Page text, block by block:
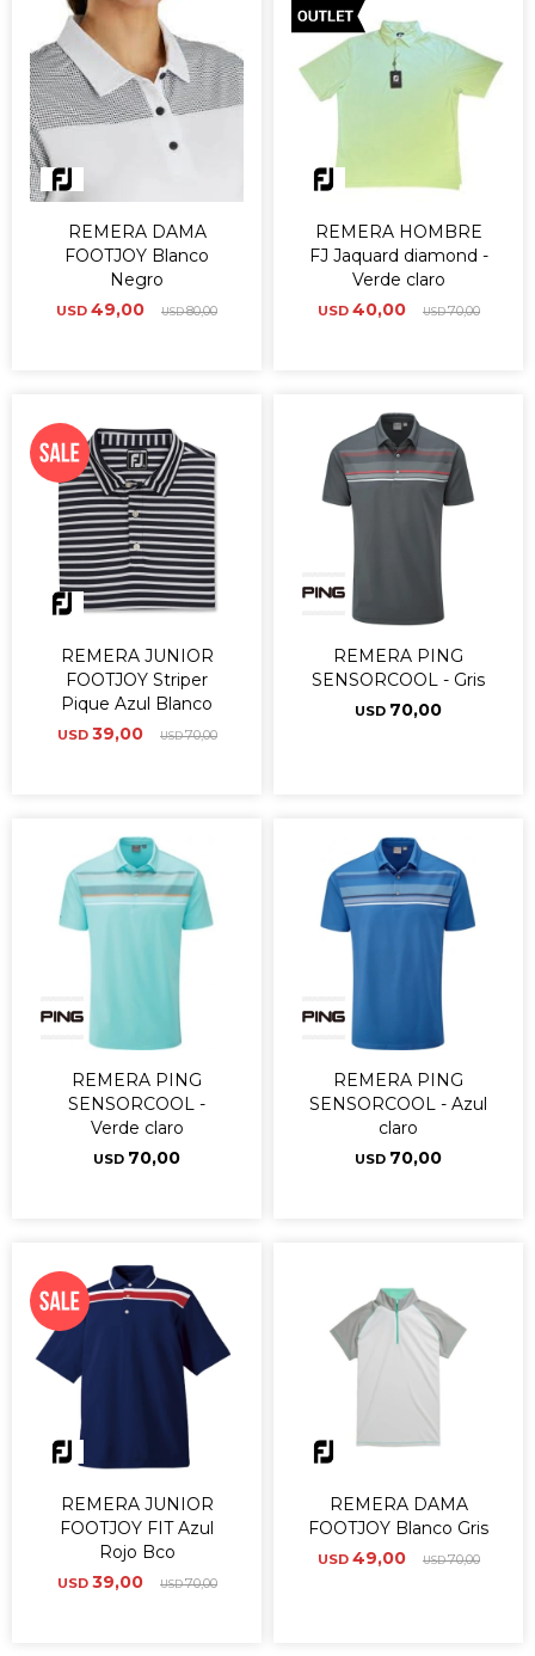
REMERA DAMA
FOOTJOY Blanco
Negro
USD 49,00 USD80,00
REMERA HOMBRE
FJ Jaquard diamond -
Verde claro
USD 40,00 USD70,00
REMERA JUNIOR
FOOTJOY Striper
Pique Azul Blanco
USD 39,00 USD70,00
REMERA PING
SENSORCOOL - Gris
USD 70,00
REMERA PING
SENSORCOOL -
Verde claro
USD 70,00
REMERA PING
SENSORCOOL - Azul
claro
USD 70,00
REMERA JUNIOR
FOOTJOY FIT Azul
Rojo Bco
USD 39,00 USD70,00
REMERA DAMA
FOOTJOY Blanco Gris
USD 49,00 USD70,00